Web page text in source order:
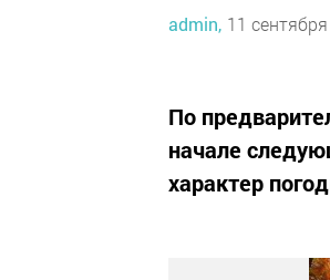
admin, 11
По
начале
характер